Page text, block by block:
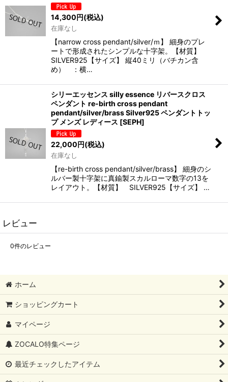
14,300円(税込)
在庫なし
【narrow cross pendant/silver/ｍ】 細身のプレ
ートで形成されたシンプルな十字架。【材質】
SILVER925【サイズ】 縦40ミリ（バチカン含
め） ：横…
シリーエッセンス silly essence リバースクロス
ペンダント re-birth cross pendant
pendant/silver/brass Silver925 ペンダントトッ
プ メンズ レディース [SEPH]
22,000円(税込)
在庫なし
【re-birth cross pendant/silver/brass】 細身のシ
ルバー製十字架に真鍮製スカルローマ数字の13を
レイアウト。【材質】 SILVER925【サイズ】 …
レビュー
0件のレビュー
ホーム
ショッピングカート
マイページ
ZOCALO特集ページ
最近チェックしたアイテム